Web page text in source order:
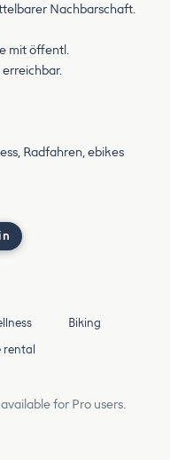
Nachbarschaft.
mit öffentl.
Radfahren, ebikes
Biking
rental
for Pro users.